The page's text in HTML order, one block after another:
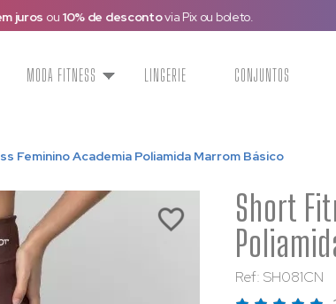
GRÁTIS- R$99,00 (Sudeste)|R$299,00 (Demais
MODA FITNESS LINGERIE CONJUNTOS
Feminino Academia Poliamida Marrom Básico
Short
Ref: SH081CN